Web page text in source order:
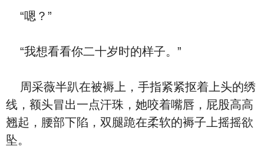
“嗯？”
“我想看看你二十岁时的样子。”
周采薇半趴在被褥上，手指紧紧抠着上头的绣
线，额头冒出一点汗珠，她咬着嘴唇，屁股高高
翘起，腰部下陷，双腿跪在柔软的褥子上摇摇欲
坠。